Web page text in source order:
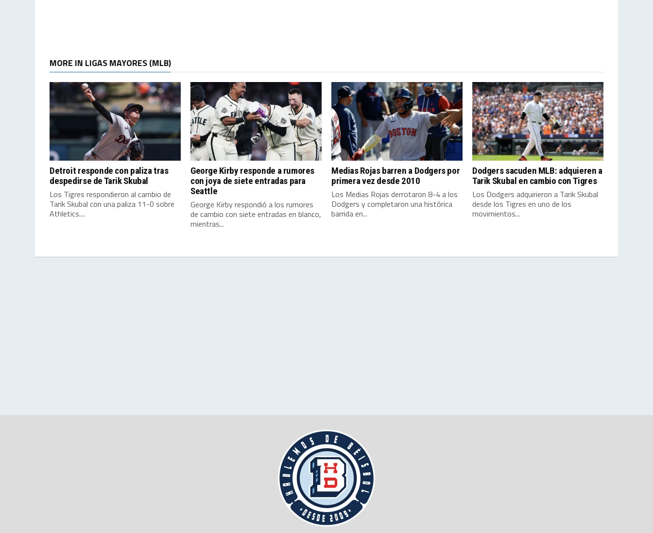
MORE IN LIGAS MAYORES (MLB)
Detroit responde con paliza tras
despedirse de Tarik Skubal
Los Tigres respondieron al cambio de
Tarik Skubal con una paliza 11-0 sobre
Athletics....
George Kirby responde a rumores
con joya de siete entradas para
Seattle
George Kirby respondió a los rumores
de cambio con siete entradas en blanco,
mientras...
Medias Rojas barren a Dodgers por
primera vez desde 2010
Los Medias Rojas derrotaron 8-4 a los
Dodgers y completaron una histórica
barrida en...
Dodgers sacuden MLB: adquieren a
Tarik Skubal en cambio con Tigres
Los Dodgers adquirieron a Tarik Skubal
desde los Tigres en uno de los
movimientos...